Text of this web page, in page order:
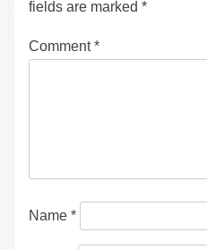
fields are marked *
Comment*
Name *